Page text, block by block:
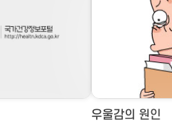
우울감의 원인